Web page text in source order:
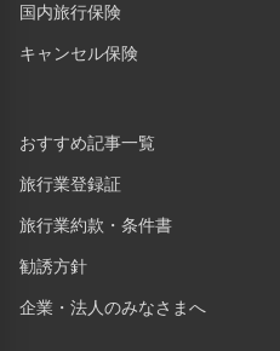
国内旅行保険
キャンセル保険
おすすめ記事一覧
旅行業登録証
旅行業約款・条件書
勧誘方針
企業・法人のみなさまへ